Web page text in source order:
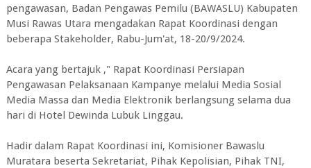
pengawasan, Badan Pengawas Pemilu (BAWASLU) Kabupaten
Musi Rawas Utara mengadakan Rapat Koordinasi dengan
beberapa Stakeholder, Rabu-Jum'at, 18-20/9/2024.
Acara yang bertajuk ," Rapat Koordinasi Persiapan
Pengawasan Pelaksanaan Kampanye melalui Media Sosial
Media Massa dan Media Elektronik berlangsung selama dua
hari di Hotel Dewinda Lubuk Linggau.
Hadir dalam Rapat Koordinasi ini, Komisioner Bawaslu
Muratara beserta Sekretariat, Pihak Kepolisian, Pihak TNI,